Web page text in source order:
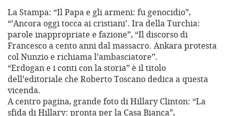
La Stampa: “Il Papa e gli armeni: fu genocidio”,
“’Ancora oggi tocca ai cristiani’. Ira della Turchia:
parole inappropriate e fazione”, “Il discorso di
Francesco a cento anni dal massacro. Ankara protesta
col Nunzio e richiama l’ambasciatore”.
“Erdogan e i conti con la storia” è il titolo
dell’editoriale che Roberto Toscano dedica a questa
vicenda.
A centro pagina, grande foto di Hillary Clinton: “La
sfida di Hillary: pronta per la Casa Bianca”,